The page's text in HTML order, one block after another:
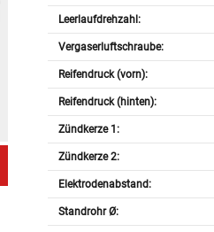
Leerlaufdrehzahl:
Vergaserluftschraube:
Reifendruck (vorn):
Reifendruck (hinten):
Zündkerze 1:
Zündkerze 2:
Elektrodenabstand:
Standrohr Ø: